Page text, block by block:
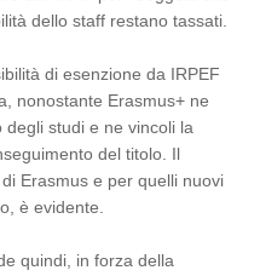
dello staff restano tassati.
di esenzione da IRPEF
nonostante Erasmus+ ne
studi e ne vincoli la
del titolo. Il
Erasmus e per quelli nuovi
è evidente.
quindi, in forza della